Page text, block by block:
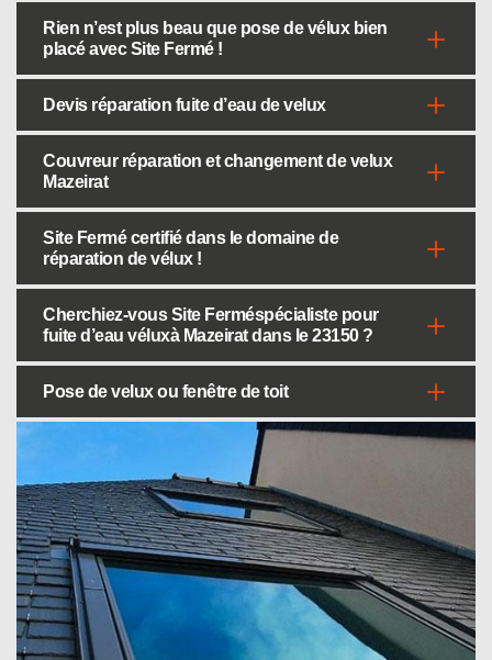
Rien n’est plus beau que pose de vélux bien
placé avec Site Fermé !
Devis réparation fuite d’eau de velux
Couvreur réparation et changement de velux
Mazeirat
Site Fermé certifié dans le domaine de
réparation de vélux !
Cherchiez-vous Site Ferméspécialiste pour
fuite d’eau véluxà Mazeirat dans le 23150 ?
Pose de velux ou fenêtre de toit